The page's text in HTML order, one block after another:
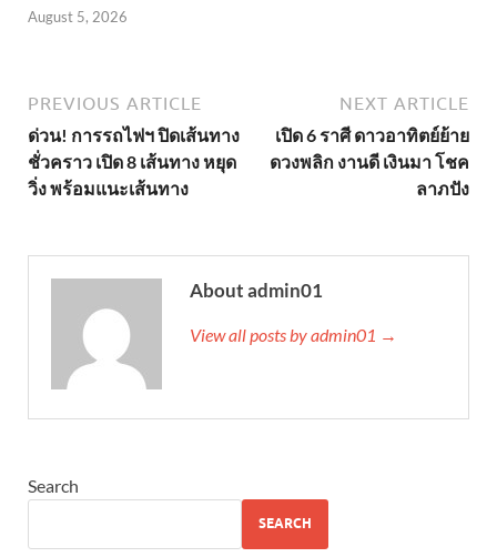
August 5, 2026
PREVIOUS ARTICLE
ด่วน! การรถไฟฯ ปิดเส้นทาง
ชั่วคราว เปิด 8 เส้นทาง หยุด
วิ่ง พร้อมแนะเส้นทาง
NEXT ARTICLE
เปิด 6 ราศี ดาวอาทิตย์ย้าย
ดวงพลิก งานดี เงินมา โชค
ลาภปัง
About admin01
View all posts by admin01 →
Search
SEARCH